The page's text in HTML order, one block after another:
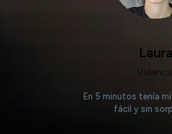
Laura
En 5 minutos tenía
fácil y sin